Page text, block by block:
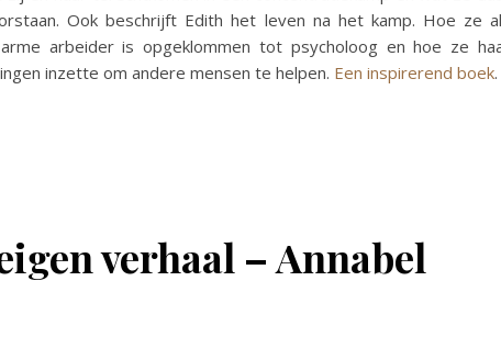
Ook beschrijft Edith het leven na het kamp. Hoe ze
arbeider is opgeklommen tot psycholoog en hoe ze
inzette om andere mensen te helpen. Een inspirerend boek.
verhaal –Annabel